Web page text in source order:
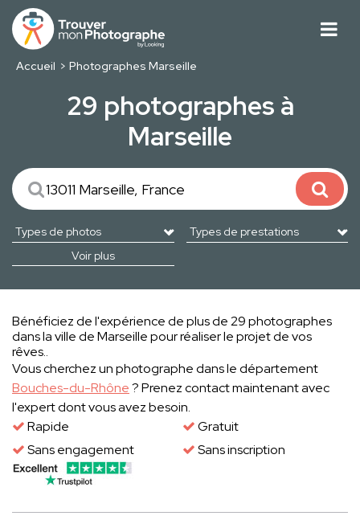
Accueil Photographes Marseille
29 photographes à
Marseille
Voir plus
Bénéficiez de l'expérience de plus de 29 photographes
dans la ville de Marseille pour réaliser le projet de vos
rêves..
Vous cherchez un photographe dans le département
Bouches-du-Rhône? Prenez contact maintenant avec
l'expert dont vous avez besoin.
Rapide
Gratuit
Sans engagement
Sans inscription